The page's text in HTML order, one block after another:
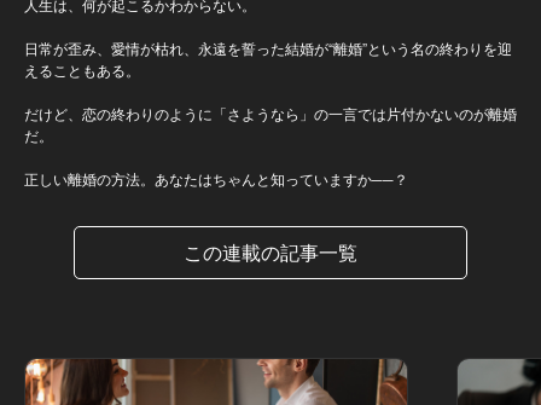
日常が歪み、愛情が枯れ、永遠を誓った結婚が“離婚”という名の終わりを迎
えることもある。
だけど、恋の終わりのように「さようなら」の一言では片付かないのが離婚
だ。
正しい離婚の方法。あなたはちゃんと知っていますか──？
この連載の記事一覧